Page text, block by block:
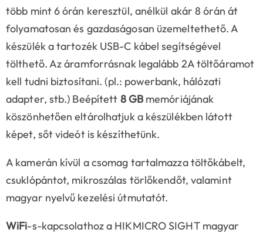
több mint 6 órán keresztül, anélkül akár 8 órán át
folyamatosan és gazdaságosan üzemeltethető. A
készülék a tartozék USB-C kábel segítségével
tölthető. Az áramforrásnak legalább 2A töltőáramot
kell tudni biztosítani. (pl.: powerbank, hálózati
adapter, stb.) Beépített 8 GBmemóriájának
köszönhetően eltárolhatjuk a készülékben látott
képet, sőt videót is készíthetünk.
A kamerán kívül a csomag tartalmazza töltőkábelt,
csuklópántot, mikroszálas törlőkendőt, valamint
magyar nyelvű kezelési útmutatót.
WiFi-s-kapcsolathoz a HIKMICRO SIGHT magyar